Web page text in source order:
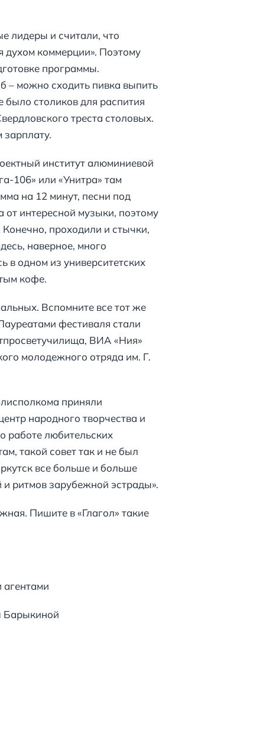
лидеры и считали, что
духом коммерции». Поэтому
программы.
– можно сходить пивка выпить
столиков для распития
треста столовых.
зарплату.
институт алюминиевой
106» или «Унитра» там
на 12 минут, песни под
интересной музыки, поэтому
Конечно, проходили и стычки,
наверное, много
в одном из университетских
кофе.
Вспомните все тот же
фестиваля стали
ВИА «Ния»
молодежного отряда им. Г.
приняли
народного творчества и
работе любительских
такой совет так и не был
все больше и больше
ритмов зарубежной эстрады».
Пишите в «Глагол» такие
Барыкиной